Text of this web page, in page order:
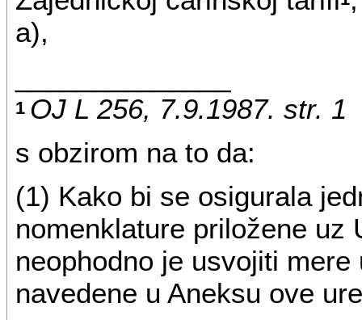
a),
1 OJ L 256, 7.9.1987. str. 1
s obzirom na to da:
(1) Kako bi se osigurala
nomenklature priložene uz
neophodno je usvojiti
navedene u Aneksu ove